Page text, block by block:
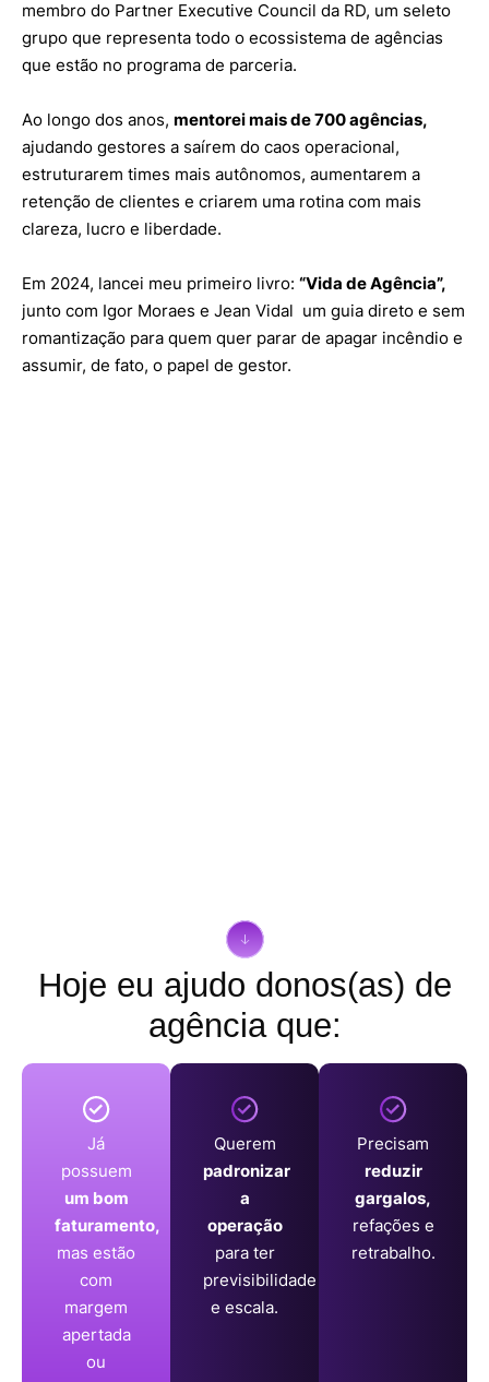
membro do Partner Executive Council da RD, um seleto
grupo que representa todo o ecossistema de agências
que estão no programa de parceria.
Ao longo dos anos, mentorei mais de 700 agências,
ajudando gestores a saírem do caos operacional,
estruturarem times mais autônomos, aumentarem a
retenção de clientes e criarem uma rotina com mais
clareza, lucro e liberdade.
Em 2024, lancei meu primeiro livro: “Vida de Agência”,
junto com Igor Moraes e Jean Vidal um guia direto e sem
romantização para quem quer parar de apagar incêndio e
assumir, de fato, o papel de gestor.
Hoje eu ajudo donos(as) de
agênciaque:
Já
possuem
um bom
faturamento,
mas estão
com
margem
apertada
ou
Querem
padronizar
a
operação
para ter
previsibilidade
e escala.
Precisam
reduzir
gargalos,
refações e
retrabalho.